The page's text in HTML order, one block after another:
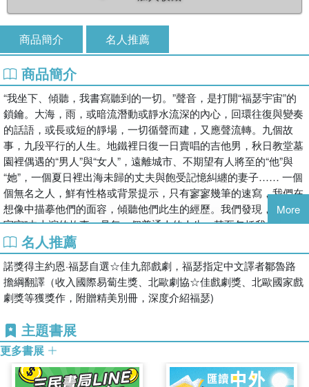
商品簡介 名人推薦
商品簡介
“我坐下、傾聽，我書寫聽到的一切。”聲音，是打開“福瑟宇宙”的
鎖鑰。大海，雨，或暗流潛動或靜水流深的內心，回環往復與變奏
的話語，或長或短的靜場，一切循聲而建，又應聲流轉。九個故
事，九段平行的人生。地鐵裡日復一日賣唱的吉他男，秋日教堂墓
園裡偶遇的“男人”與“女人”，遠離城市、不期望有人將至的“他”與
“她”，一個夏日裡出海未歸的丈夫與飽受記憶糾纏的妻子…… 一個
個無名之人，鮮有性格或背景提示，只有寥寥幾筆的速寫，我們在
想像中描摹他們的面容，傾聽他們此生的經歷。我們發現，“福瑟
宇宙”中上演的故事，是每一個普通人的人生，甚至包括我們自
己。無所依憑的孤獨，無法交流的挫敗，無可挽回的心之所愛的喪
失…… 生命的喜怒哀樂全然濃縮于福瑟蘊含著巨大情感張力的洗
練語言中，字裡行間是他對所有在時間荒原上相遇的我們所懷有的
無限悲憫之情。
More
名人推薦
諾獎得主約恩·福瑟自選☆佳九部戲劇，福瑟指定中文譯者鄒魯路
擔綱翻譯（收入國際易蔔生獎、北歐劇協☆佳戲劇獎、北歐國家戲
劇獎等獲獎作，附贈精美別冊，深度介紹福瑟)
主題書展
更多書展